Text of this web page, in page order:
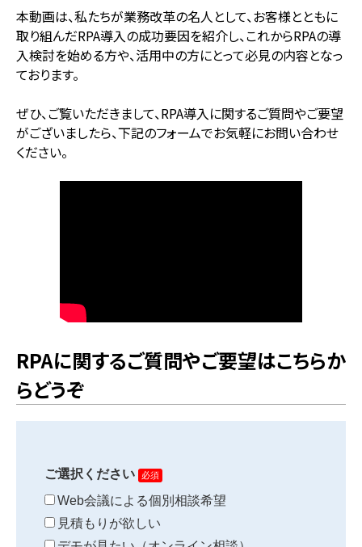
本動画は、私たちが業務改革の名人として、お客様とともに
取り組んだRPA導入の成功要因を紹介し、これからRPAの導
入検討を始める方や、活用中の方にとって必見の内容となっ
ております。
ぜひ、ご覧いただきまして、RPA導入に関するご質問やご要望
がございましたら、下記のフォームでお気軽にお問い合わせ
ください。
RPAに関するご質問やご要望はこちらか
らどうぞ